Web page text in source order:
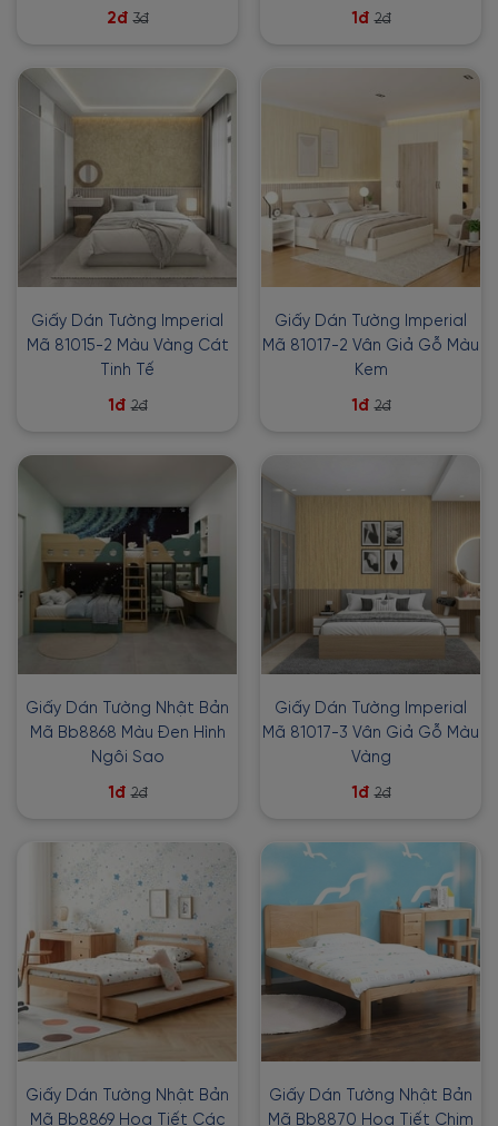
2đ 3đ
1đ 2đ
Giấy Dán Tường Imperial
Mã 81015-2 Màu Vàng Cát
Tinh Tế
1đ 2đ
Giấy Dán Tường Imperial
Mã 81017-2 Vân Giả Gỗ Màu
Kem
1đ 2đ
Giấy Dán Tường Nhật Bản
Mã Bb8868 Màu Đen Hình
Ngôi Sao
1đ 2đ
Giấy Dán Tường Imperial
Mã 81017-3 Vân Giả Gỗ Màu
Vàng
1đ 2đ
Giấy Dán Tường Nhật Bản
Mã Bb8869 Hoạ Tiết Các
Giấy Dán Tường Nhật Bản
Mã Bb8870 Hoạ Tiết Chim